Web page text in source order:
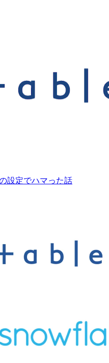
設定でハマった話